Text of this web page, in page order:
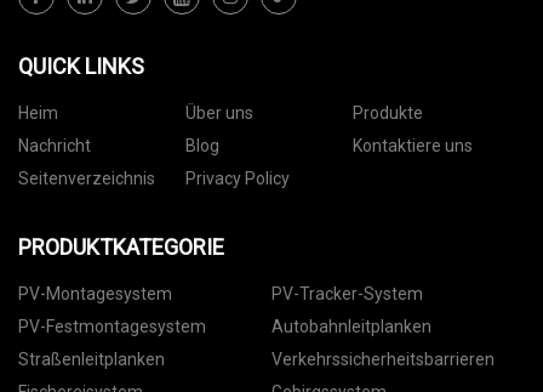
QUICK LINKS
Heim Über uns
Produkte
Nachricht
Blog
Kontaktiere uns
Seitenverzeichnis
Privacy Policy
PRODUKTKATEGORIE
PV-Montagesystem
PV-Tracker-System
PV-Festmontagesystem
Autobahnleitplanken
Straßenleitplanken
Verkehrssicherheitsbarrieren